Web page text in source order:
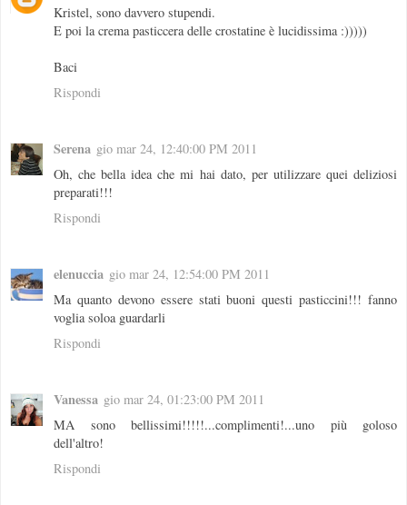
Kristel, sono davvero stupendi.
E poi la crema pasticcera delle crostatine è lucidissima :)))))
Baci
Rispondi
Serena gio mar 24, 12:40:00 PM 2011
Oh, che bella idea che mi hai dato, per utilizzare quei deliziosi
preparati!!!
Rispondi
elenuccia gio mar 24, 12:54:00 PM 2011
Ma quanto devono essere stati buoni questi pasticcini!!! fanno
voglia soloa guardarli
Rispondi
Vanessa gio mar 24, 01:23:00 PM 2011
MA sono bellissimi!!!!!...complimenti!...uno più goloso
dell'altro!
Rispondi